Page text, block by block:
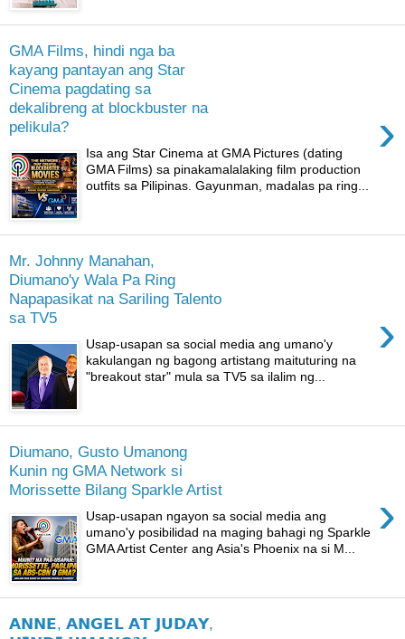
GMA Films, hindi nga ba
kayang pantayan ang Star
Cinema pagdating sa
dekalibreng at blockbuster na
pelikula?
›
Isa ang Star Cinema at GMA Pictures (dating
GMA Films) sa pinakamalalaking film production
outfits sa Pilipinas. Gayunman, madalas pa ring...
Mr. Johnny Manahan,
Diumano'y Wala Pa Ring
Napapasikat na Sariling Talento
sa TV5
›
Usap-usapan sa social media ang umano'y
kakulangan ng bagong artistang maituturing na
"breakout star" mula sa TV5 sa ilalim ng...
Diumano, Gusto Umanong
Kunin ng GMA Network si
Morissette Bilang Sparkle Artist
›
Usap-usapan ngayon sa social media ang
umano'y posibilidad na maging bahagi ng Sparkle
GMA Artist Center ang Asia's Phoenix na si M...
𝗔𝗡𝗡𝗘, 𝗔𝗡𝗚𝗘𝗟 𝗔𝗧 𝗝𝗨𝗗𝗔𝗬,